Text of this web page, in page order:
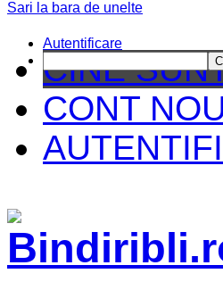
CINE
CONT
Sari la bara de unelte
Autentificare